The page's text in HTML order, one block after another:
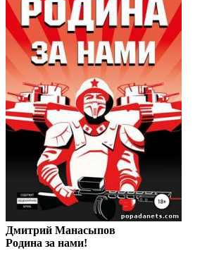
Дмитрий Манасыпов
Родина за нами!